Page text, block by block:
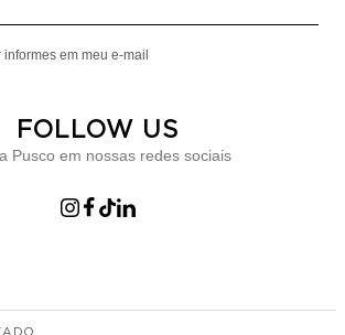
em meu e-mail
FOLLOW US
Pusco em nossas redes sociais